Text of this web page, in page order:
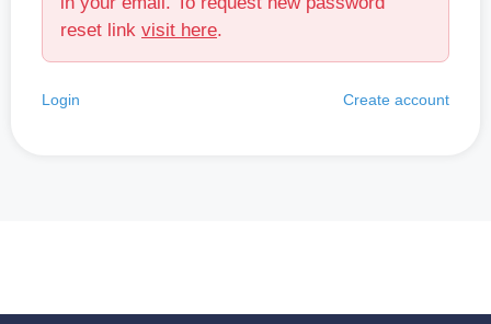
reset link visit here.
Login Create account